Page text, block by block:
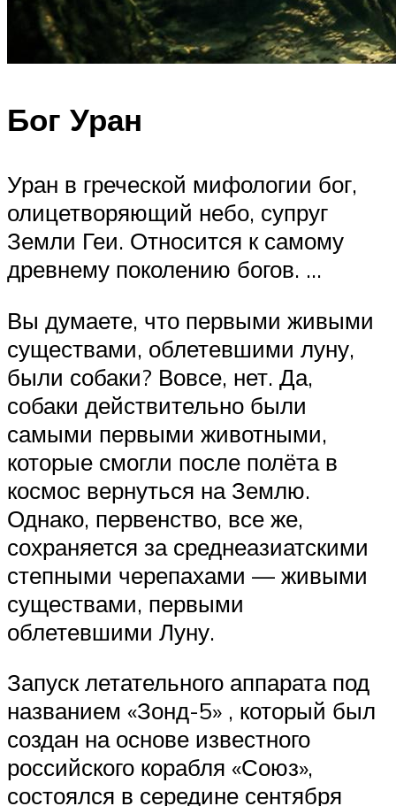
Бог Уран
Уран в греческой мифологии бог,
олицетворяющий небо, супруг
Земли Геи. Относится к самому
древнему поколению богов. …
Вы думаете, что первыми живыми
существами, облетевшими луну,
были собаки? Вовсе, нет. Да,
собаки действительно были
самыми первыми животными,
которые смогли после полёта в
космос вернуться на Землю.
Однако, первенство, все же,
сохраняется за среднеазиатскими
степными черепахами — живыми
существами, первыми
облетевшими Луну.
Запуск летательного аппарата под
названием «Зонд-5» , который был
создан на основе известного
российского корабля «Союз»,
состоялся в середине сентября